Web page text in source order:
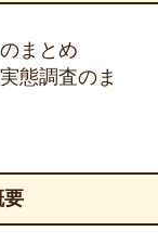
まとめ
態調査のま